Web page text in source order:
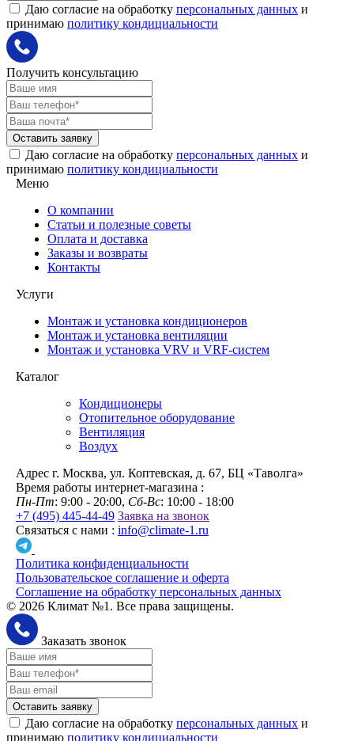
Даю согласие на обработку персональных данных и
принимаю политику кондициальности
Получить консультацию
Оставить заявку
Даю согласие на обработку персональных данных и
принимаю политику кондициальности
Меню
О компании
Статьи и полезные советы
Оплата и доставка
Заказы и возвраты
Контакты
Услуги
Монтаж и установка кондиционеров
Монтаж и установка вентиляции
Монтаж и установка VRV и VRF-систем
Каталог
Кондиционеры
Отопительное оборудование
Вентиляция
Воздух
Адрес г. Москва, ул. Коптевская, д. 67, БЦ «Таволга»
Время работы интернет-магазина :
Пн-Пт: 9:00 - 20:00, Сб-Вс: 10:00 - 18:00
+7 (495) 445-44-49 Заявка на звонок
Связаться с нами : info@climate-1.ru
Политика конфиденциальности
Пользовательское соглашение и оферта
Соглашение на обработку персональных данных
© 2026 Климат №1. Все права защищены.
Заказать звонок
Оставить заявку
Даю согласие на обработку персональных данных и
принимаю политику кондициальности